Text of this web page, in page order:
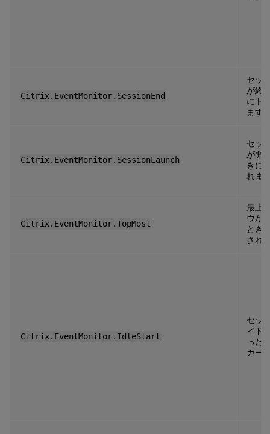
Citrix.EventMonitor.SessionEnd
セッ
が終
にト
ます
Citrix.EventMonitor.SessionLaunch
セッ
が開
きに
れま
Citrix.EventMonitor.TopMost
最上
ウが
とき
され
Citrix.EventMonitor.IdleStart
セッ
イド
った
ガー